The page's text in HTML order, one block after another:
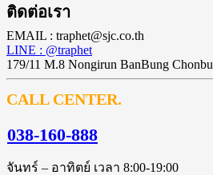
ติดต่อเรา
EMAIL : traphet@sjc.co.th
LINE : @traphet
179/11 M.8 Nongirun BanBung
CALL CENTER.
038-160-888
จันทร์ – อาทิตย์ เวลา 8:00-19:00